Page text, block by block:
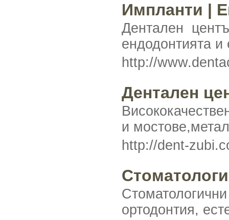
Импланти |
Дентален
ендодонтията и
http://
Дентален
и
http://dent-
ортодонтия,